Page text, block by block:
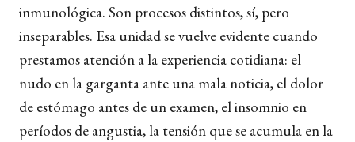
inmunológica. Son procesos distintos, sí, pero
inseparables. Esa unidad se vuelve evidente cuando
prestamos atención a la experiencia cotidiana: el
nudo en la garganta ante una mala noticia, el dolor
de estómago antes de un examen, el insomnio en
períodos de angustia, la tensión que se acumula en la